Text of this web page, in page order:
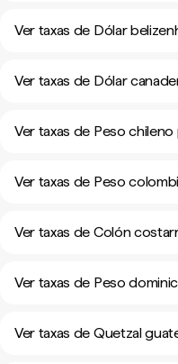
Ver taxas de Dólar
Ver taxas de Dólar
Ver taxas de Peso
Ver taxas de Peso
Ver taxas de Colón
Ver taxas de Peso
Ver taxas de Quetzal